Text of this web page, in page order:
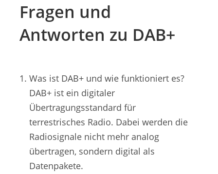
Fragen und
Antworten zu DAB+
Was ist DAB+ und wie funktioniert es?
DAB+ ist ein digitaler
Übertragungsstandard für
terrestrisches Radio. Dabei werden die
Radiosignale nicht mehr analog
übertragen, sondern digital als
Datenpakete.